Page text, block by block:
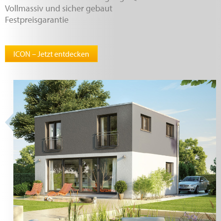
Vollmassiv und sicher gebaut
Festpreisgarantie
ICON – Jetzt entdecken